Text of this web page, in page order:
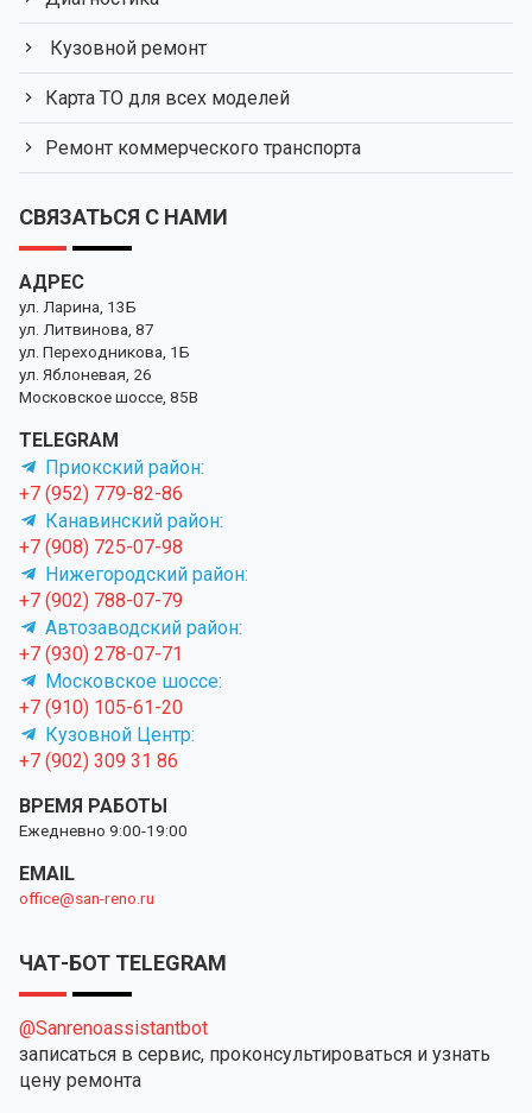
Кузовной ремонт
Карта ТО для всех моделей
Ремонт коммерческого транспорта
СВЯЗАТЬСЯ С НАМИ
АДРЕС
ул. Ларина, 13Б
ул. Литвинова, 87
ул. Переходникова, 1Б
ул. Яблоневая, 26
Московское шоссе, 85В
TELEGRAM
Приокский район:
+7 (952) 779-82-86
Канавинский район:
+7 (908) 725-07-98
Нижегородский район:
+7 (902) 788-07-79
Автозаводский район:
+7 (930) 278-07-71
Московское шоссе:
+7 (910) 105-61-20
Кузовной Центр:
+7 (902) 309 31 86
ВРЕМЯ РАБОТЫ
Ежедневно 9:00-19:00
EMAIL
office@san-reno.ru
ЧАТ-БОТ TELEGRAM
@Sanrenoassistantbot
записаться в сервис, проконсультироваться и узнать
цену ремонта